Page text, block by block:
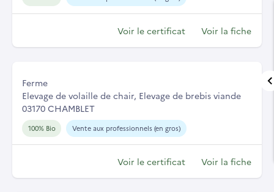
Voir le certificat Voir la fiche
Ferme
Elevage de volaille de chair, Elevage de brebis viande
03170 CHAMBLET
100% Bio Vente aux professionnels (en gros)
Voir le certificat Voir la fiche